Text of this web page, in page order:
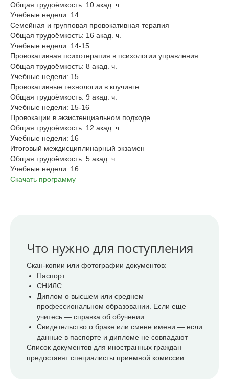
Общая трудоёмкость: 10 акад. ч.
Учебные недели: 14
Семейная и групповая провокативная терапия
Общая трудоёмкость: 16 акад. ч.
Учебные недели: 14-15
Провокативная психотерапия в психологии управления
Общая трудоёмкость: 8 акад. ч.
Учебные недели: 15
Провокативные технологии в коучинге
Общая трудоёмкость: 9 акад. ч.
Учебные недели: 15-16
Провокации в экзистенциальном подходе
Общая трудоёмкость: 12 акад. ч.
Учебные недели: 16
Итоговый междисциплинарный экзамен
Общая трудоёмкость: 5 акад. ч.
Учебные недели: 16
Скачать программу
Что нужно для поступления
Скан-копии или фотографии документов:
Паспорт
СНИЛС
Диплом о высшем или среднем
профессиональном образовании. Если еще
учитесь — справка об обучении
Свидетельство о браке или смене имени — если
данные в паспорте и дипломе не совпадают
Список документов для иностранных граждан
предоставят специалисты приемной комиссии